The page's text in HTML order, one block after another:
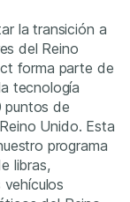
la transición a
del Reino
forma parte de
tecnología
puntos de
Unido. Esta
programa
libras,